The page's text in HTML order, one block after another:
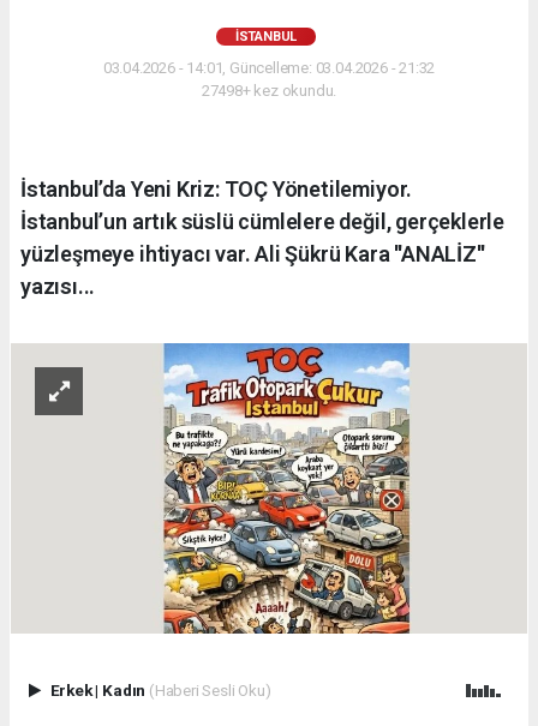
İSTANBUL
03.04.2026 - 14:01, Güncelleme: 03.04.2026 - 21:32
27498+ kez okundu.
İstanbul’da Yeni Kriz: TOÇ Yönetilemiyor.
İstanbul’un artık süslü cümlelere değil, gerçeklerle
yüzleşmeye ihtiyacı var. Ali Şükrü Kara ''ANALİZ''
yazısı...
Erkek| Kadın (Haberi Sesli Oku)